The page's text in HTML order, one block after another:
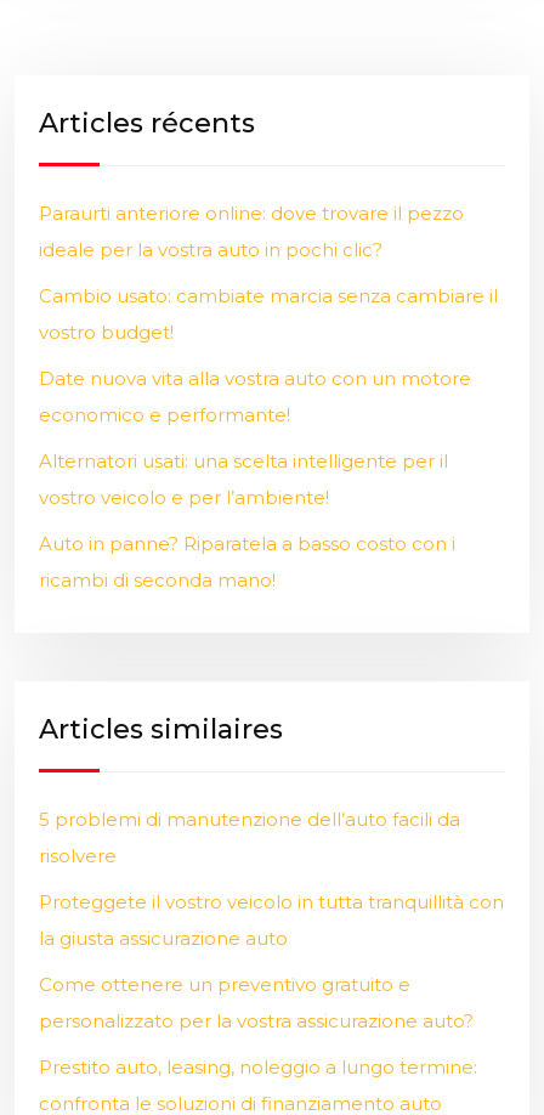
Articles récents
Paraurti anteriore online: dove trovare il pezzo
ideale per la vostra auto in pochi clic?
Cambio usato: cambiate marcia senza cambiare il
vostro budget!
Date nuova vita alla vostra auto con un motore
economico e performante!
Alternatori usati: una scelta intelligente per il
vostro veicolo e per l’ambiente!
Auto in panne? Riparatela a basso costo con i
ricambi di seconda mano!
Articles similaires
5 problemi di manutenzione dell’auto facili da
risolvere
Proteggete il vostro veicolo in tutta tranquillità con
la giusta assicurazione auto
Come ottenere un preventivo gratuito e
personalizzato per la vostra assicurazione auto?
Prestito auto, leasing, noleggio a lungo termine:
confronta le soluzioni di finanziamento auto